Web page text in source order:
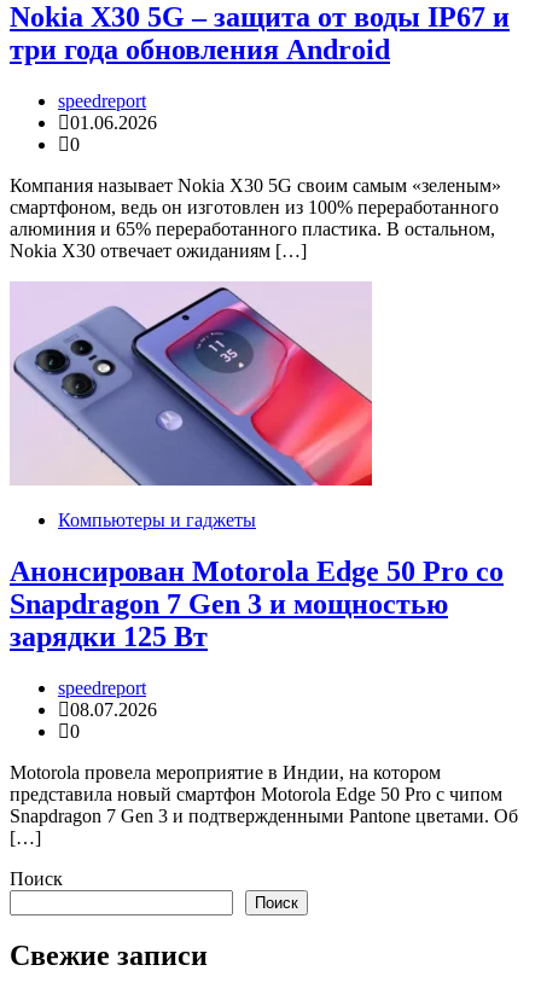
Nokia X30 5G – защита от воды IP67 и
три года обновления Android
speedreport
01.06.2026
0
Компания называет Nokia X30 5G своим самым «зеленым»
смартфоном, ведь он изготовлен из 100% переработанного
алюминия и 65% переработанного пластика. В остальном,
Nokia X30 отвечает ожиданиям […]
Компьютеры и гаджеты
Анонсирован Motorola Edge 50 Pro со
Snapdragon 7 Gen 3 и мощностью
зарядки 125 Вт
speedreport
08.07.2026
0
Motorola провела мероприятие в Индии, на котором
представила новый смартфон Motorola Edge 50 Pro с чипом
Snapdragon 7 Gen 3 и подтвержденными Pantone цветами. Об
[…]
Поиск
Поиск
Свежие записи